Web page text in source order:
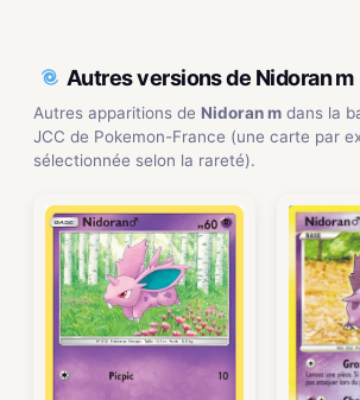
Autres versions de Nidoran m
Autres apparitions de Nidoran m dans la
JCC de Pokemon-France (une carte par
sélectionnée selon la rareté).